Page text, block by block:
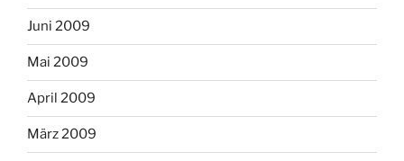
Juni 2009
Mai 2009
April 2009
März 2009